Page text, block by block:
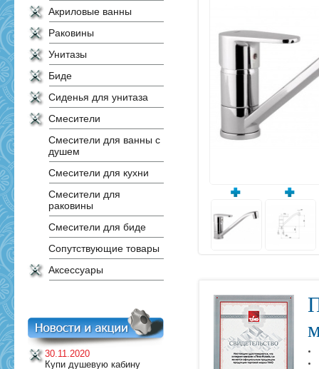
Акриловые ванны
Раковины
Унитазы
Биде
Сиденья для унитаза
Смесители
Смесители для ванны с
душем
Смесители для кухни
Смесители для
раковины
Смесители для биде
Сопутствующие товары
Аксессуары
30.11.2020
Купи душевую кабину